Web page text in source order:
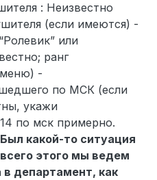
: Неизвестно
(если имеются) -
или
ранг
меню) -
по МСК (если
укажи
по мск примерно.
Был какой-то ситуация
этого мы ведем
департамент, как